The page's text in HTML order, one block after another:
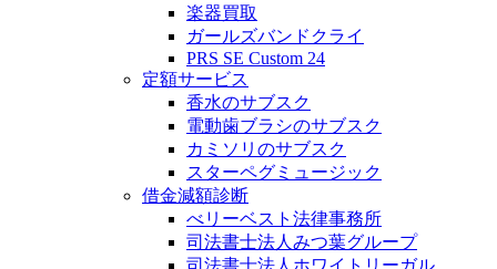
楽器買取
ガールズバンドクライ
PRS SE Custom 24
定額サービス
香水のサブスク
電動歯ブラシのサブスク
カミソリのサブスク
スターペグミュージック
借金減額診断
べリーベスト法律事務所
司法書士法人みつ葉グループ
司法書士法人ホワイトリーガル